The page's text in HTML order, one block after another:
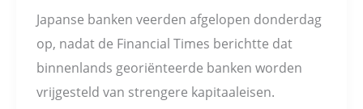
Japanse banken veerden afgelopen donderdag
op, nadat de Financial Times berichtte dat
binnenlands georiënteerde banken worden
vrijgesteld van strengere kapitaaleisen.
veren